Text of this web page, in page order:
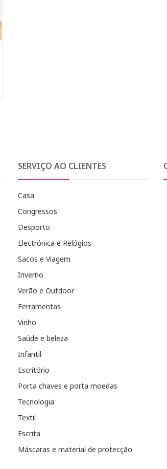
SERVIÇO AO CLIENTES
Casa
Congressos
Desporto
Electrónica e Relógios
Sacos e Viagem
Inverno
Verão e Outdoor
Ferramentas
Vinho
Saúde e beleza
Infantil
Escritório
Porta chaves e porta moedas
Tecnologia
Textil
Escrita
Máscaras e material de protecção